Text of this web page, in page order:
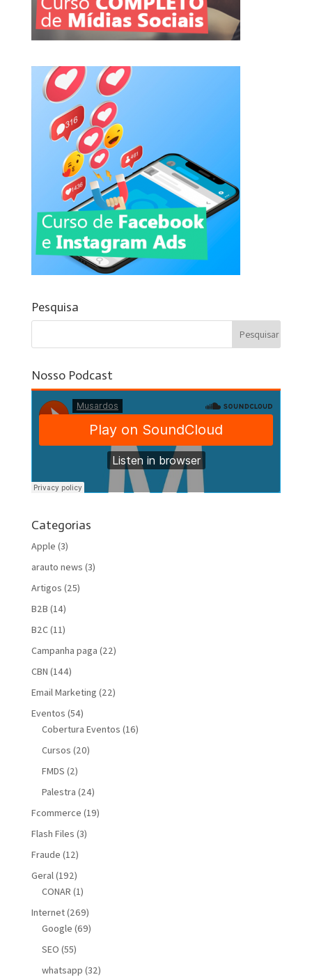
Pesquisa
Nosso Podcast
Categorias
Apple (3)
arauto news (3)
Artigos (25)
B2B (14)
B2C(11)
Campanha paga (22)
CBN (144)
Email Marketing (22)
Eventos (54)
Cobertura Eventos (16)
Cursos (20)
FMDS (2)
Palestra (24)
Fcommerce (19)
Flash Files (3)
Fraude (12)
Geral(192)
CONAR (1)
Internet(269)
Google (69)
SEO (55)
whatsapp (32)